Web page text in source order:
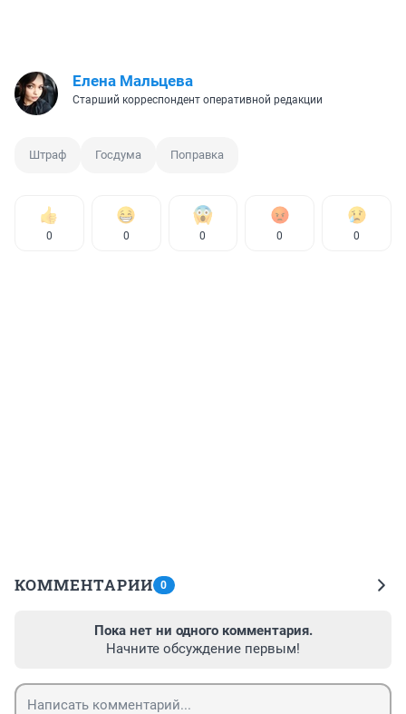
Елена Мальцева
Старший корреспондент оперативной редакции
Штраф Госдума Поправка
0 0 0 0 0
КОММЕНТАРИИ 0
Пока нет ни одного комментария.
Начните обсуждение первым!